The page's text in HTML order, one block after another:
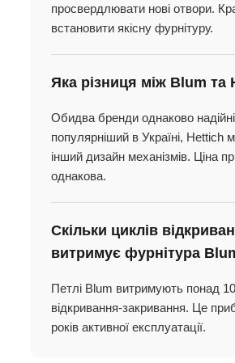
просвердлювати нові отвори.
встановити якісну фурнітуру.
Яка різниця між Blum та
Обидва бренди однаково
популярніший в Україні, Hettich
інший дизайн механізмів. Ціна
однакова.
Скільки циклів
витримує фурнітура
Петлі Blum витримують понад
відкривання-закривання. Це
років активної експлуатації.